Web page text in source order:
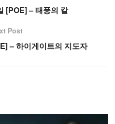
[POE] – 태풍의 칼
Post
– 하이게이트의 지도자